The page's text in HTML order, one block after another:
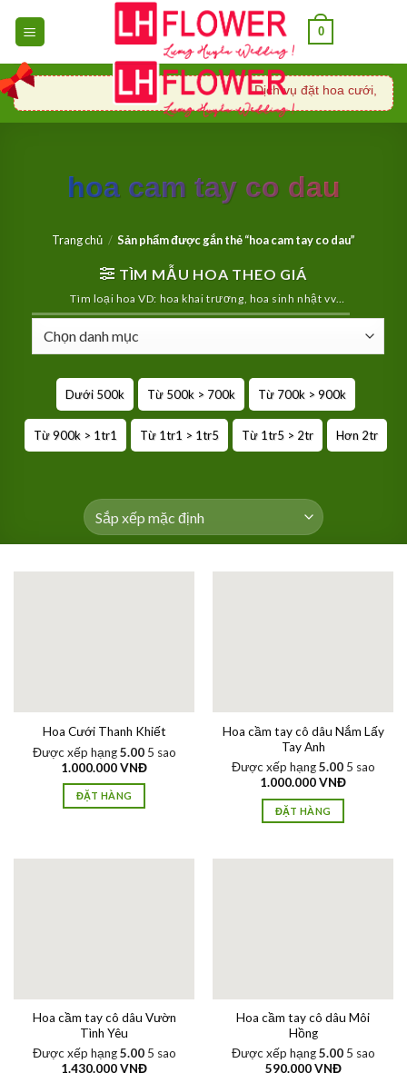
0
Dịch vụ đặt hoa cưới, xe
hoa cam tay co dau
Trang chủ / Sản phẩm được gắn thẻ “hoa cam tay co dau”
TÌM MẪU HOA THEO GIÁ
Tìm loại hoa VD: hoa khai trương, hoa sinh nhật vv…
Dưới 500k Từ 500k > 700k Từ 700k > 900k
Từ 900k > 1tr1 Từ 1tr1 > 1tr5 Từ 1tr5 > 2tr Hơn 2tr
Hoa Cưới Thanh Khiết
Được xếp hạng5.005 sao
1.000.000VNĐ
ĐẶT HÀNG
Hoa cầm tay cô dâu Nắm Lấy
Tay Anh
Được xếp hạng5.005 sao
1.000.000VNĐ
ĐẶT HÀNG
Hoa cầm tay cô dâu Vườn
Tình Yêu
Được xếp hạng5.005 sao
1.430.000VNĐ
Hoa cầm tay cô dâu Môi
Hồng
Được xếp hạng5.005 sao
590.000VNĐ